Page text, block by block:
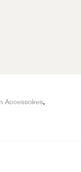
Accessoires,